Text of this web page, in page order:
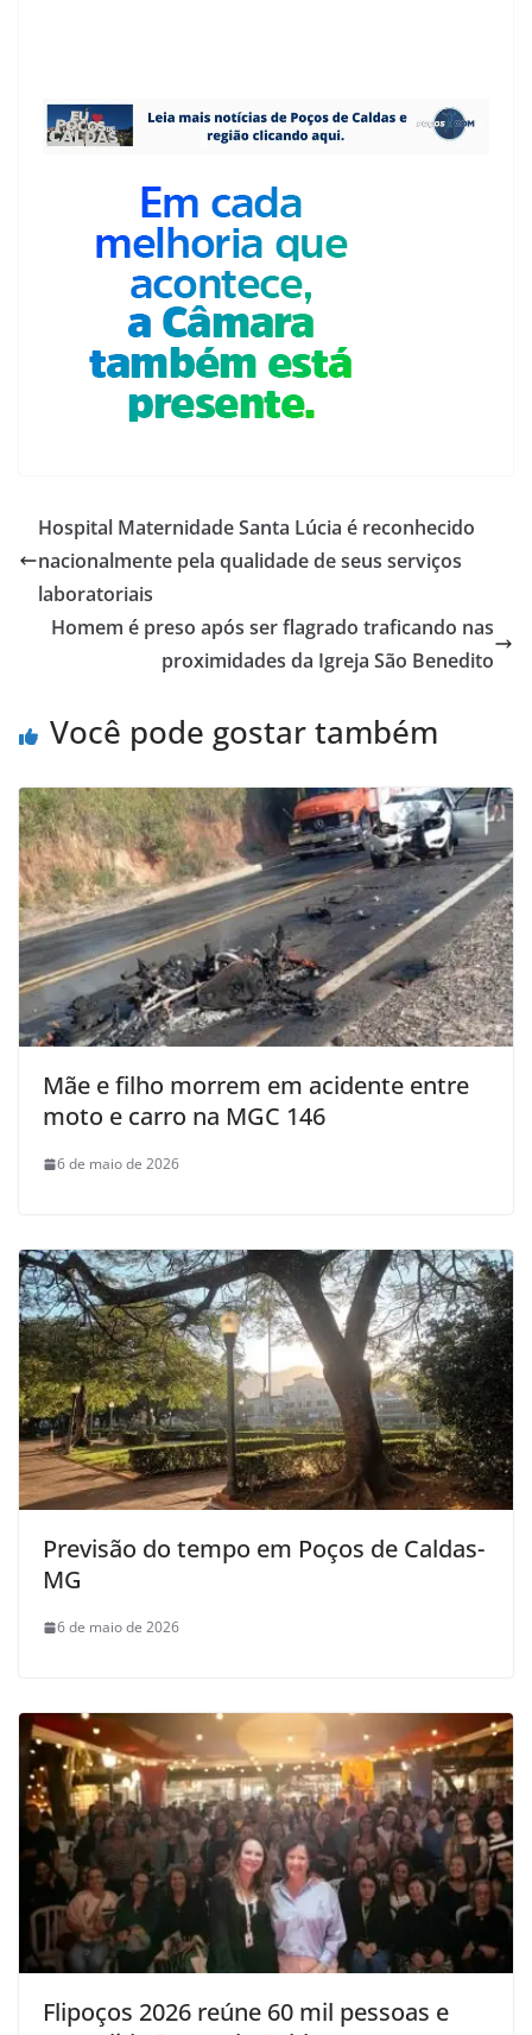
Hospital Maternidade Santa Lúcia é reconhecido
nacionalmente pela qualidade de seus serviços
laboratoriais
Homem é preso após ser flagrado traficando nas
proximidades da Igreja São Benedito
Você pode gostar também
Mãe e filho morrem em acidente entre
moto e carro na MGC 146
6 de maio de 2026
Previsão do tempo em Poços de Caldas-
MG
6 de maio de 2026
Flipoços 2026 reúne 60 mil pessoas e